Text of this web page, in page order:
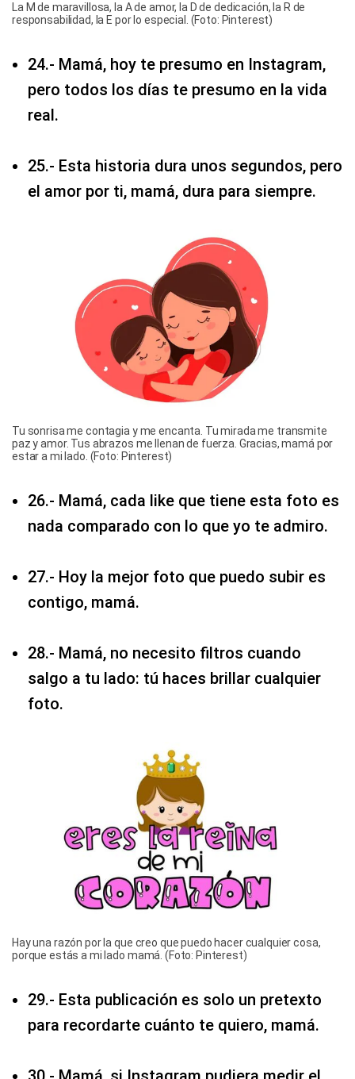
La M de maravillosa, la A de amor, la D de dedicación, la R de
responsabilidad, la E por lo especial. (Foto: Pinterest)
24.- Mamá, hoy te presumo en Instagram,
pero todos los días te presumo en la vida
real.
25.- Esta historia dura unos segundos, pero
el amor por ti, mamá, dura para siempre.
Tu sonrisa me contagia y me encanta. Tu mirada me transmite
paz y amor. Tus abrazos me llenan de fuerza. Gracias, mamá por
estar a mi lado. (Foto: Pinterest)
26.- Mamá, cada like que tiene esta foto es
nada comparado con lo que yo te admiro.
27.- Hoy la mejor foto que puedo subir es
contigo, mamá.
28.- Mamá, no necesito filtros cuando
salgo a tu lado: tú haces brillar cualquier
foto.
Hay una razón por la que creo que puedo hacer cualquier cosa,
porque estás a mi lado mamá. (Foto: Pinterest)
29.- Esta publicación es solo un pretexto
para recordarte cuánto te quiero, mamá.